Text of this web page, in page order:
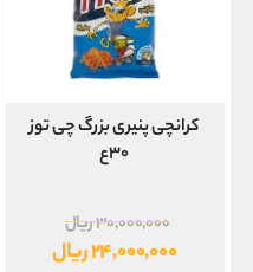
کرانچی پنیری بزرگ چی توز
۳۰ع
۳۰,۰۰۰,۰۰۰ریال
اصلی
۲۴,۰۰۰,۰۰۰ریال